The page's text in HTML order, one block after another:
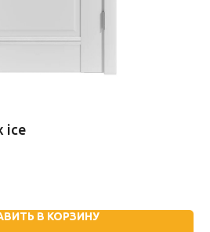
ice
В КОРЗИНУ